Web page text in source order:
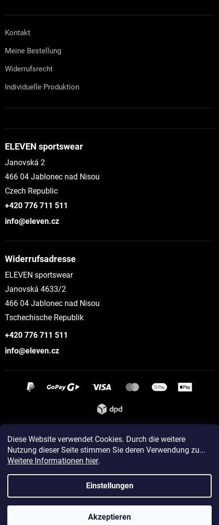
Diese Website verwendet Cookies. Durch die weitere
Nutzung dieser Seite stimmen Sie deren Verwendung zu...
Weitere Informationen hier.
Einstellungen
Akzeptieren
Kontakt
Meine Bestellung
Widerrufsrecht
Individuelle Produktion
ELEVEN sportswear
Janovská 2
466 04 Jablonec nad Nisou
Czech Republic
+420 776 711 511
info@eleven.cz
Widerrufsadresse
ELEVEN sportswear
Janovská 4633/2
466 04 Jablonec nad Nisou
Tschechische Republik
+420 776 711 511
info@eleven.cz
Instagram
Erstellt von Shoptet
Copyright 2026ELEVEN sportswear. Alle Rechte vorbehalten.
Cookie-Einstellungen ändern